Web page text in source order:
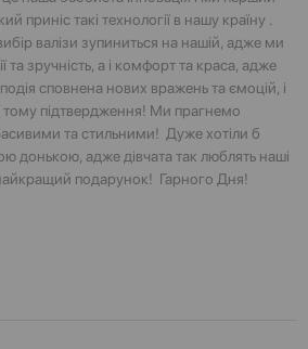
приніс такі технології в нашу країну .
валізи зупиниться на нашій, адже ми
та зручність, а і комфорт та краса, адже
сповнена нових вражень та ємоцій, і
тому підтвердження! Ми прагнемо
та стильними! Дуже хотіли б
донькою, адже дівчата так люблять наші
подарунок! Гарного Дня!